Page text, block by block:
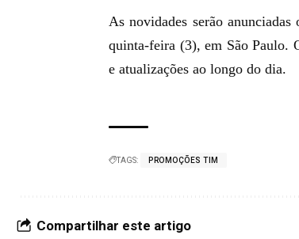
As novidades serão
quinta-feira (3), em São Paulo.
e atualizações ao longo do dia.
TAGS: PROMOÇÕES TIM
Compartilhar este artigo